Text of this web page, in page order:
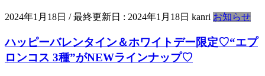
2024年1月18日 / 最終更新日 : 2024年1月18日 kanri お知らせ
ハッピーバレンタイン＆ホワイトデー限定♡“エプ
ロンコス 3種”がNEWラインナップ♡